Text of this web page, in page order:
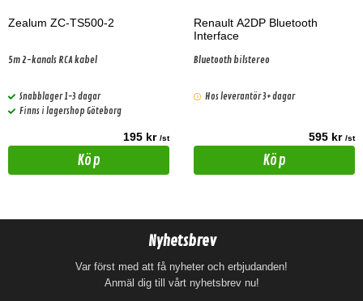
Zealum ZC-TS500-2
5m 2-kanals RCA kabel
Snabblager 1-3 dagar
Finns i lagershop Göteborg
195 kr /st
Köp
Renault A2DP Bluetooth
Interface
Bluetooth bilstereo
Hos leverantör 3+ dagar
595 kr /st
Köp
Nyhetsbrev
Var först med att få nyheter och erbjudanden!
Anmäl dig till vårt nyhetsbrev nu!